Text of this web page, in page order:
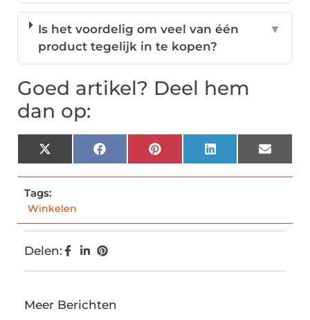
Is het voordelig om veel van één
product tegelijk in te kopen?
▼
Goed artikel? Deel hem
dan op:
X
(Twitter)
FacebookPinterestLinkedInEmail
Tags:
Winkelen
Delen:
Meer Berichten